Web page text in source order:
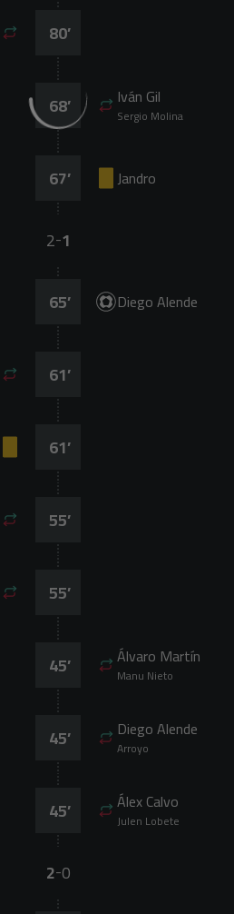
80’
Iván Gil
Sergio Molina
68’
Jandro
67’
2-1
Diego Alende
65’
61’
61’
55’
55’
Álvaro Martín
Manu Nieto
45’
Diego Alende
Arroyo
45’
Álex Calvo
Julen Lobete
45’
2-0